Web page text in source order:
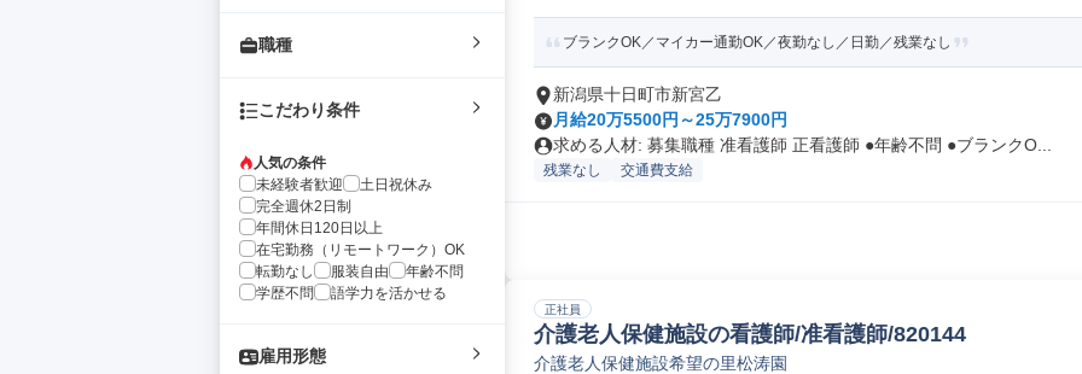
職種
こだわり条件
人気の条件
未経験者歓迎
土日祝休み
完全週休2日制
年間休日120日以上
在宅勤務（リモートワーク）OK
転勤なし
服装自由
年齢不問
学歴不問
語学力を活かせる
雇用形態
ブランクOK／マイカー通勤OK／夜勤なし／日勤／残業なし
新潟県十日町市新宮乙
月給20万5500円～25万7900円
求める人材: 募集職種 准看護師 正看護師 ●年齢不問 ●ブランクO...
残業なし 交通費支給
正社員
介護老人保健施設の看護師/准看護師/820144
介護老人保健施設希望の里松涛園